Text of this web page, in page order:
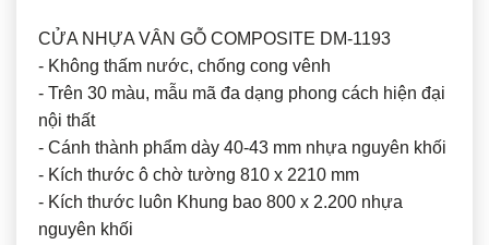
CỬA NHỰA VÂN GỖ COMPOSITE DM-1193
- Không thấm nước, chống cong vênh
- Trên 30 màu, mẫu mã đa dạng phong cách hiện đại
nội thất
- Cánh thành phẩm dày 40-43 mm nhựa nguyên khối
- Kích thước ô chờ tường 810 x 2210 mm
- Kích thước luôn Khung bao 800 x 2.200 nhựa
nguyên khối